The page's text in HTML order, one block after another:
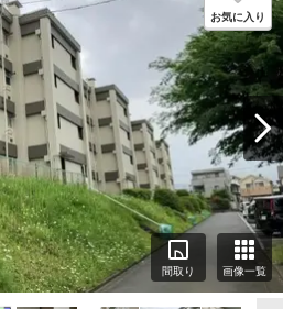
お気に入り
間取り 画像一覧